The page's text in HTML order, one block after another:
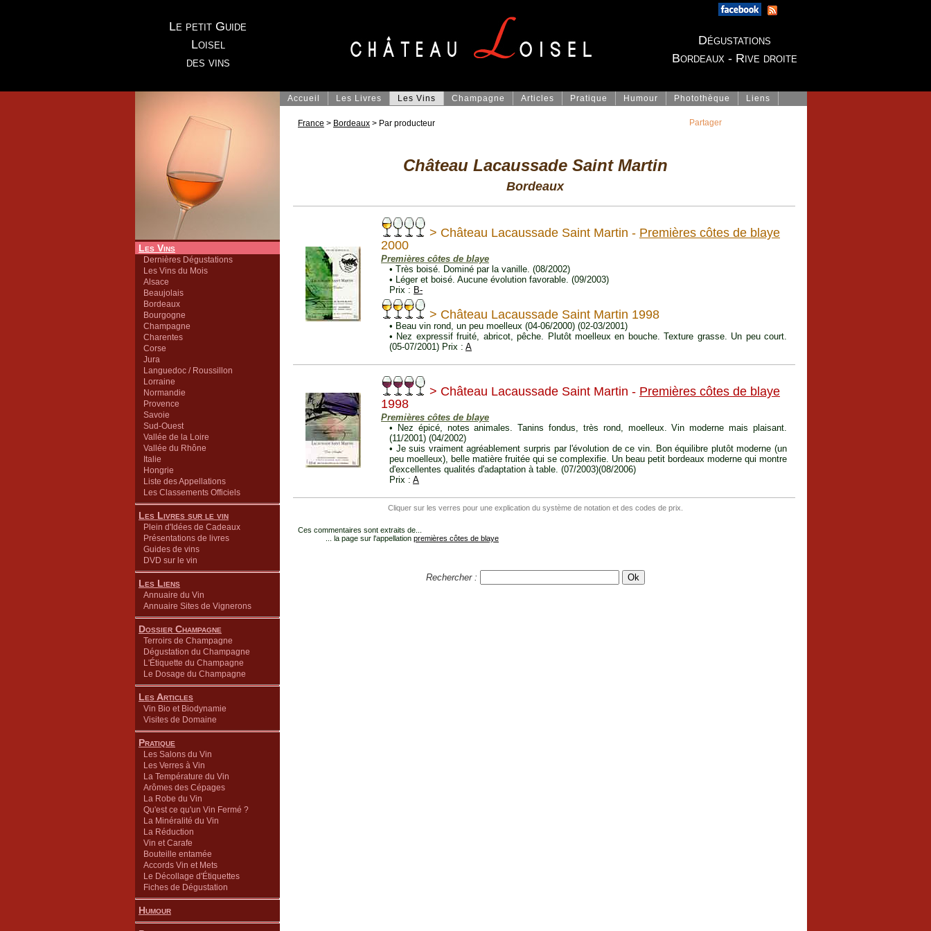
Le petit Guide
Loisel
des vins
Dégustations
Bordeaux - Rive droite
Les Vins
Dernières Dégustations
Les Vins du Mois
Alsace
Beaujolais
Bordeaux
Bourgogne
Champagne
Charentes
Corse
Jura
Languedoc / Roussillon
Lorraine
Normandie
Provence
Savoie
Sud-Ouest
Vallée de la Loire
Vallée du Rhône
Italie
Hongrie
Liste des Appellations
Les Classements Officiels
Les Livres sur le vin
Plein d'Idées de Cadeaux
Présentations de livres
Guides de vins
DVD sur le vin
Les Liens
Annuaire du Vin
Annuaire Sites de Vignerons
Dossier Champagne
Terroirs de Champagne
Dégustation du Champagne
L'Étiquette du Champagne
Le Dosage du Champagne
Les Articles
Vin Bio et Biodynamie
Visites de Domaine
Pratique
Les Salons du Vin
Les Verres à Vin
La Température du Vin
Arômes des Cépages
La Robe du Vin
Qu'est ce qu'un Vin Fermé ?
La Minéralité du Vin
La Réduction
Vin et Carafe
Bouteille entamée
Accords Vin et Mets
Le Décollage d'Étiquettes
Fiches de Dégustation
Humour
Accueil Les Livres Les Vins Champagne Articles Pratique Humour Photothèque Liens
France > Bordeaux > Par producteur
Château Lacaussade Saint Martin
Bordeaux
> Château Lacaussade Saint Martin - Premières côtes de blaye
2000
Premières côtes de blaye
• Très boisé. Dominé par la vanille. (08/2002)
• Léger et boisé. Aucune évolution favorable. (09/2003)
Prix : B-
> Château Lacaussade Saint Martin 1998
• Beau vin rond, un peu moelleux (04-06/2000) (02-03/2001)
• Nez expressif fruité, abricot, pêche. Plutôt moelleux en bouche. Texture grasse. Un peu court.
(05-07/2001) Prix : A
> Château Lacaussade Saint Martin - Premières côtes de blaye
1998
Premières côtes de blaye
• Nez épicé, notes animales. Tanins fondus, très rond, moelleux. Vin moderne mais plaisant.
(11/2001) (04/2002)
• Je suis vraiment agréablement surpris par l'évolution de ce vin. Bon équilibre plutôt moderne (un
peu moelleux), belle matière fruitée qui se complexifie. Un beau petit bordeaux moderne qui montre
d'excellentes qualités d'adaptation à table. (07/2003)(08/2006)
Prix : A
Cliquer sur les verres pour une explication du système de notation et des codes de prix.
Ces commentaires sont extraits de...
... la page sur l'appellation premières côtes de blaye
Rechercher :
Partager